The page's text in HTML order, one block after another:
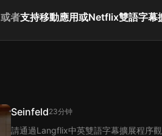
或者支持移動應用或Netflix雙語字幕
Seinfeld23分钟
請通過Langflix中英雙語字幕擴展程序